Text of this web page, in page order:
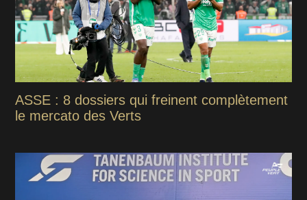
ASSE : 8 dossiers qui freinent complètement
le mercato des Verts